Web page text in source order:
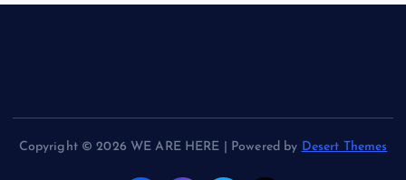
Copyright © 2026 WE ARE HERE | Powered by Desert Themes